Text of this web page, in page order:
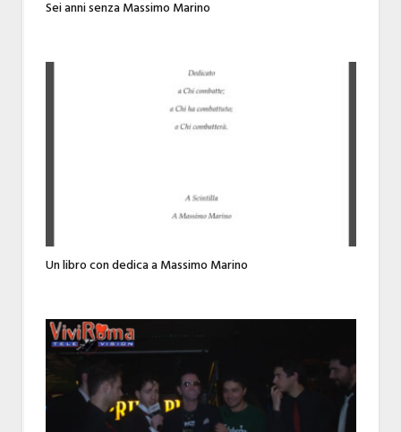
Sei anni senza Massimo Marino
Un libro con dedica a Massimo Marino